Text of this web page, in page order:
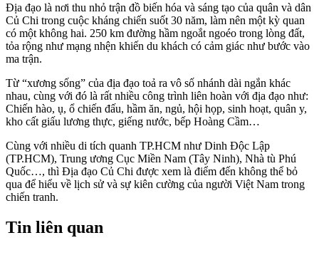
Địa đạo là nơi thu nhỏ trận đồ biến hóa và sáng tạo của quân và dân
Củ Chi trong cuộc kháng chiến suốt 30 năm, làm nên một kỳ quan
có một không hai. 250 km đường hầm ngoắt ngoéo trong lòng đất,
tỏa rộng như mạng nhện khiến du khách có cảm giác như bước vào
ma trận.
Từ “xương sống” của địa đạo toả ra vô số nhánh dài ngắn khác
nhau, cùng với đó là rất nhiều công trình liên hoàn với địa đạo như:
Chiến hào, ụ, ổ chiến đấu, hầm ăn, ngủ, hội họp, sinh hoạt, quân y,
kho cất giấu lương thực, giếng nước, bếp Hoàng Cầm…
Cùng với nhiều di tích quanh TP.HCM như Dinh Độc Lập
(TP.HCM), Trung ương Cục Miền Nam (Tây Ninh), Nhà tù Phú
Quốc…, thì Địa đạo Củ Chi được xem là điểm đến không thể bỏ
qua để hiểu về lịch sử và sự kiên cường của người Việt Nam trong
chiến tranh.
Tin liên quan